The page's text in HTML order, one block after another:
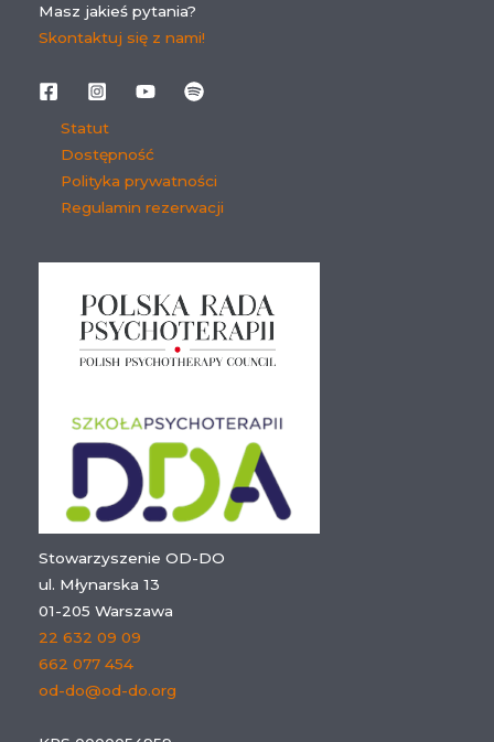
Masz jakieś pytania?
Skontaktuj się z nami!
Statut
Dostępność
Polityka prywatności
Regulamin rezerwacji
Stowarzyszenie OD-DO
ul. Młynarska 13
01-205 Warszawa
22 632 09 09
662 077 454
od-do@od-do.org